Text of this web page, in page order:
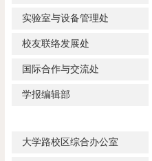
实验室与设备管理处
校友联络发展处
国际合作与交流处
学报编辑部
大学路校区综合办公室